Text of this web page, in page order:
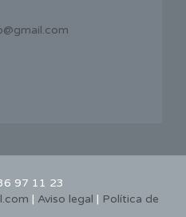
97 11 23
| Aviso legal | Política de